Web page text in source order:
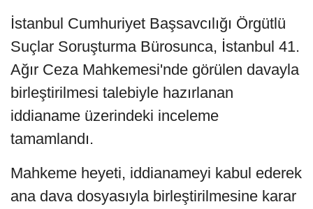
İstanbul Cumhuriyet Başsavcılığı Örgütlü
Suçlar Soruşturma Bürosunca, İstanbul 41.
Ağır Ceza Mahkemesi'nde görülen davayla
birleştirilmesi talebiyle hazırlanan
iddianame üzerindeki inceleme
tamamlandı.
Mahkeme heyeti, iddianameyi kabul ederek
ana dava dosyasıyla birleştirilmesine karar